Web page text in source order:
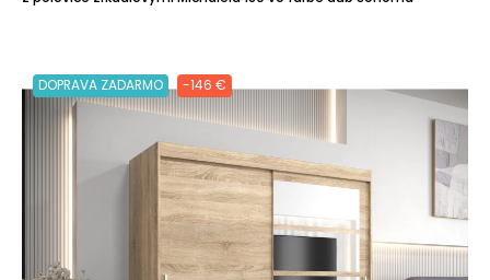
DOPRAVA ZADARMO -146 €